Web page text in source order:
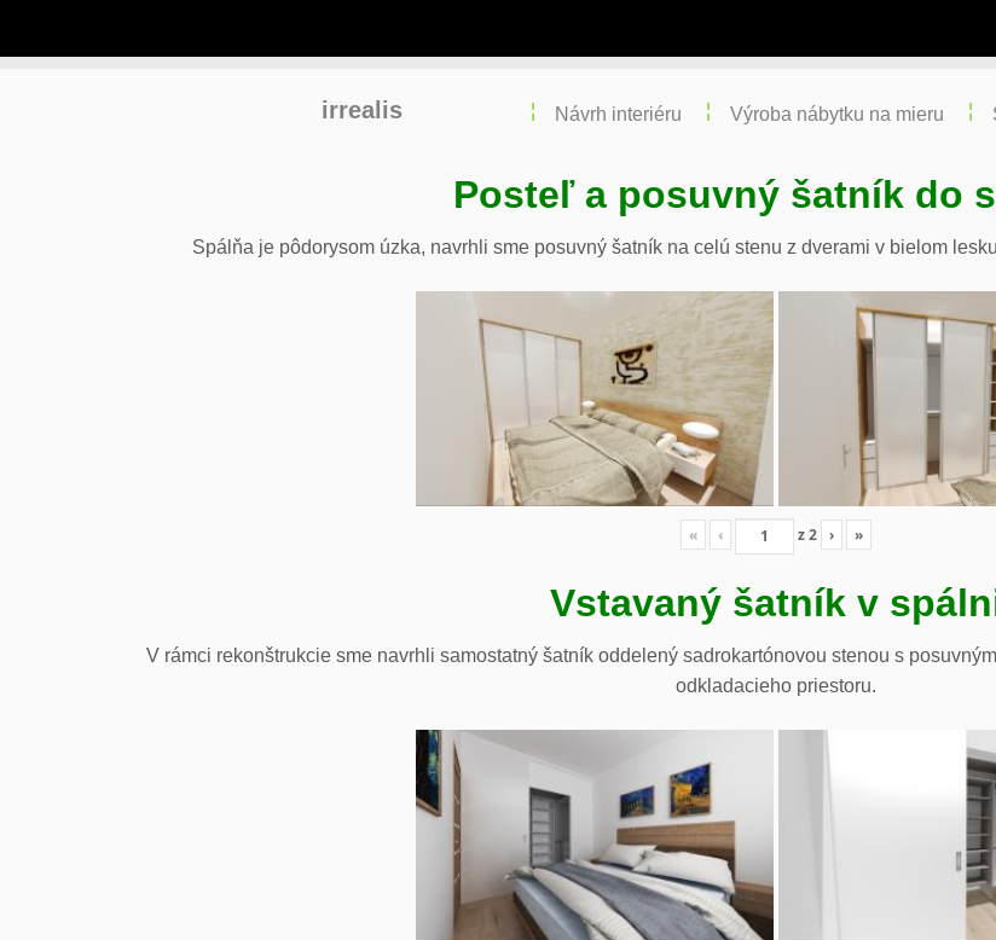
irrealis Návrh interiéru Výroba nábytku na mieru
Posteľ a posuvný šatník do
Spálňa je pôdorysom úzka, navrhli sme posuvný šatník na celú stenu z dverami v bielom
« ‹ z2 › »
Vstavaný šatník v
V rámci rekonštrukcie sme navrhli samostatný šatník oddelený sadrokartónovou stenou s
odkladacieho priestoru.